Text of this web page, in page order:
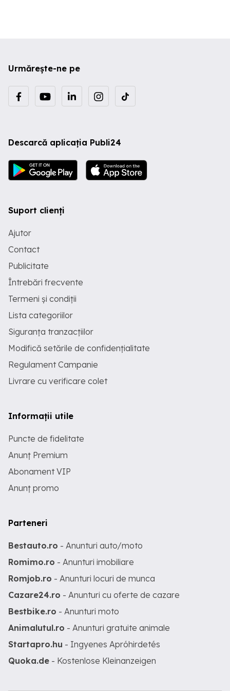
Urmărește-ne pe
Descarcă aplicația Publi24
Suport clienți
Ajutor
Contact
Publicitate
Întrebări frecvente
Termeni și condiții
Lista categoriilor
Siguranța tranzacțiilor
Modifică setările de confidențialitate
Regulament Campanie
Livrare cu verificare colet
Informații utile
Puncte de fidelitate
Anunț Premium
Abonament VIP
Anunț promo
Parteneri
Bestauto.ro - Anunturi auto/moto
Romimo.ro - Anunturi imobiliare
Romjob.ro - Anunturi locuri de munca
Cazare24.ro - Anunturi cu oferte de cazare
Bestbike.ro - Anunturi moto
Animalutul.ro - Anunturi gratuite animale
Startapro.hu - Ingyenes Apróhirdetés
Quoka.de - Kostenlose Kleinanzeigen